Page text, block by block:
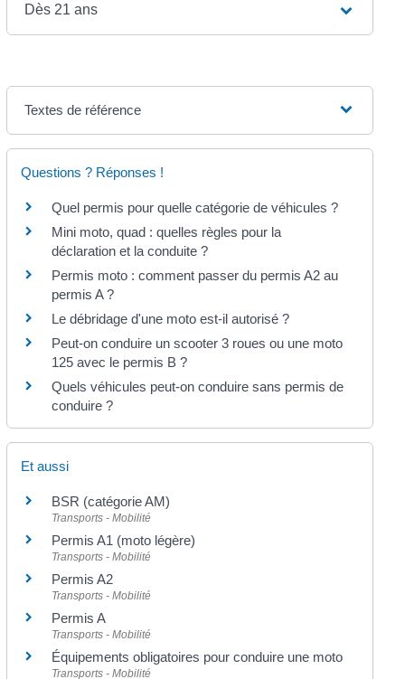
Dès 21 ans
Textes de référence
Questions ? Réponses !
Quel permis pour quelle catégorie de véhicules ?
Mini moto, quad : quelles règles pour la
déclaration et la conduite ?
Permis moto : comment passer du permis A2 au
permis A ?
Le débridage d'une moto est-il autorisé ?
Peut-on conduire un scooter 3 roues ou une moto
125 avec le permis B ?
Quels véhicules peut-on conduire sans permis de
conduire ?
Et aussi
BSR (catégorie AM)
Transports - Mobilité
Permis A1 (moto légère)
Transports - Mobilité
Permis A2
Transports - Mobilité
Permis A
Transports - Mobilité
Équipements obligatoires pour conduire une moto
Transports - Mobilité